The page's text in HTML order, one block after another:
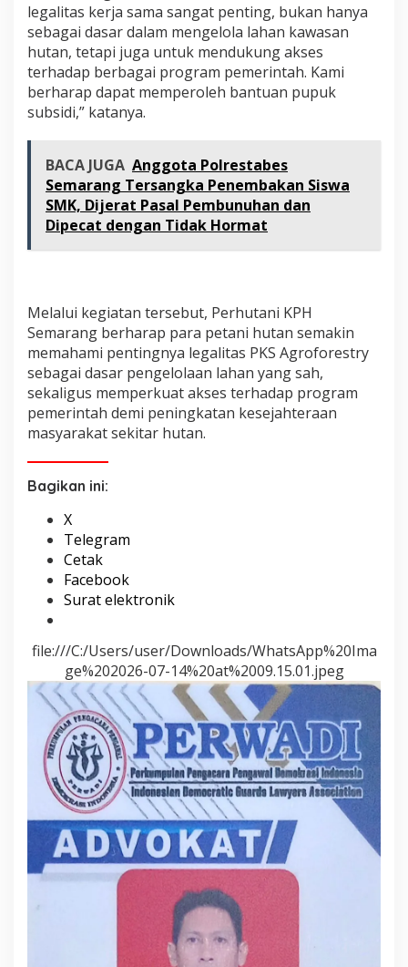
legalitas kerja sama sangat penting, bukan hanya
sebagai dasar dalam mengelola lahan kawasan
hutan, tetapi juga untuk mendukung akses
terhadap berbagai program pemerintah. Kami
berharap dapat memperoleh bantuan pupuk
subsidi,” katanya.
BACA JUGA Anggota Polrestabes
Semarang Tersangka Penembakan Siswa
SMK, Dijerat Pasal Pembunuhan dan
Dipecat dengan Tidak Hormat
Melalui kegiatan tersebut, Perhutani KPH
Semarang berharap para petani hutan semakin
memahami pentingnya legalitas PKS Agroforestry
sebagai dasar pengelolaan lahan yang sah,
sekaligus memperkuat akses terhadap program
pemerintah demi peningkatan kesejahteraan
masyarakat sekitar hutan.
Bagikan ini:
X
Telegram
Cetak
Facebook
Surat elektronik
file:///C:/Users/user/Downloads/WhatsApp%20Ima
ge%202026-07-14%20at%2009.15.01.jpeg